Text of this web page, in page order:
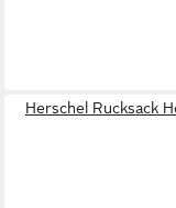
Herschel Rucksack